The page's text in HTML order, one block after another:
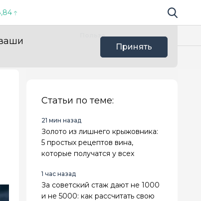
Поиск по
Принять
Польза
Статьи по теме:
21 мин назад
Золото из лишнего крыжовника:
5 простых рецептов вина,
которые получатся у всех
1 час назад
За советский стаж дают не 1000
и не 5000: как рассчитать свою